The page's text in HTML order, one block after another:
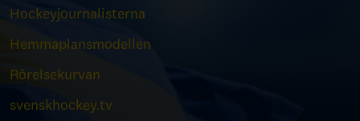
Hockeyjournalisterna
Hemmaplansmodellen
Rörelsekurvan
svenskhockey.tv